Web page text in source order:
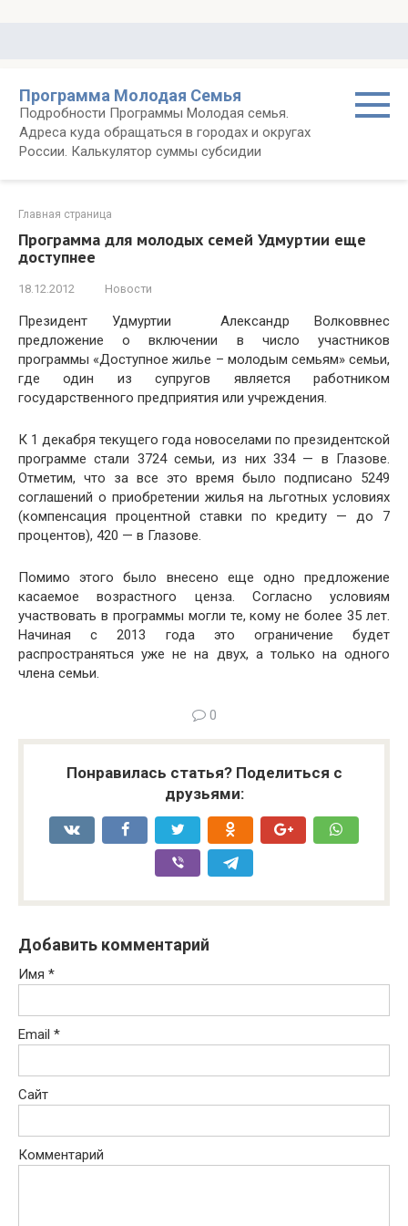
Программа Молодая Семья
Подробности Программы Молодая семья.
Адреса куда обращаться в городах и округах
России. Калькулятор суммы субсидии
Главная страница
Программа для молодых семей Удмуртии еще
доступнее
18.12.2012 Новости
Президент Удмуртии Александр Волковвнес
предложение о включении в число участников
программы «Доступное жилье – молодым семьям» семьи,
где один из супругов является работником
государственного предприятия или учреждения.
К 1 декабря текущего года новоселами по президентской
программе стали 3724 семьи, из них 334 — в Глазове.
Отметим, что за все это время было подписано 5249
соглашений о приобретении жилья на льготных условиях
(компенсация процентной ставки по кредиту — до 7
процентов), 420 — в Глазове.
Помимо этого было внесено еще одно предложение
касаемое возрастного ценза. Согласно условиям
участвовать в программы могли те, кому не более 35 лет.
Начиная с 2013 года это ограничение будет
распространяться уже не на двух, а только на одного
члена семьи.
0
Понравилась статья? Поделиться с
друзьями:
Добавить комментарий
Имя *
Email *
Сайт
Комментарий